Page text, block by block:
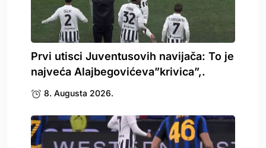
Prvi utisci Juventusovih navijača: To je
najveća Alajbegovićeva”krivica”,.
8. Augusta 2026.